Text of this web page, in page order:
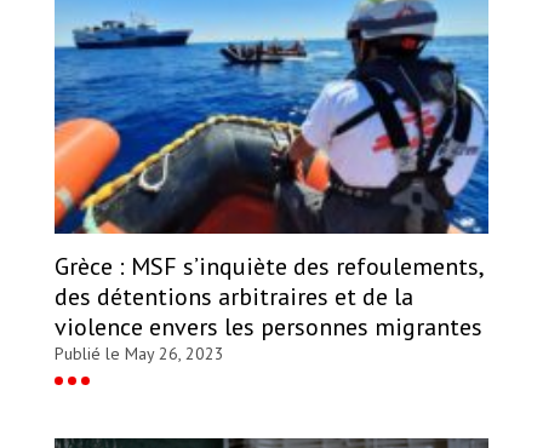
Grèce : MSF s’inquiète des refoulements,
des détentions arbitraires et de la
violence envers les personnes migrantes
Publié le May 26, 2023